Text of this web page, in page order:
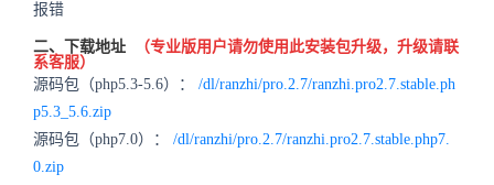
报错
二、下载地址
（专业版用户请勿使用此安装包升级，升级请联
系客服）
源码包（php5.3-5.6）： /dl/ranzhi/pro.2.7/ranzhi.pro2.7.stable.ph
p5.3_5.6.zip
源码包（php7.0）： /dl/ranzhi/pro.2.7/ranzhi.pro2.7.stable.php7.
0.zip